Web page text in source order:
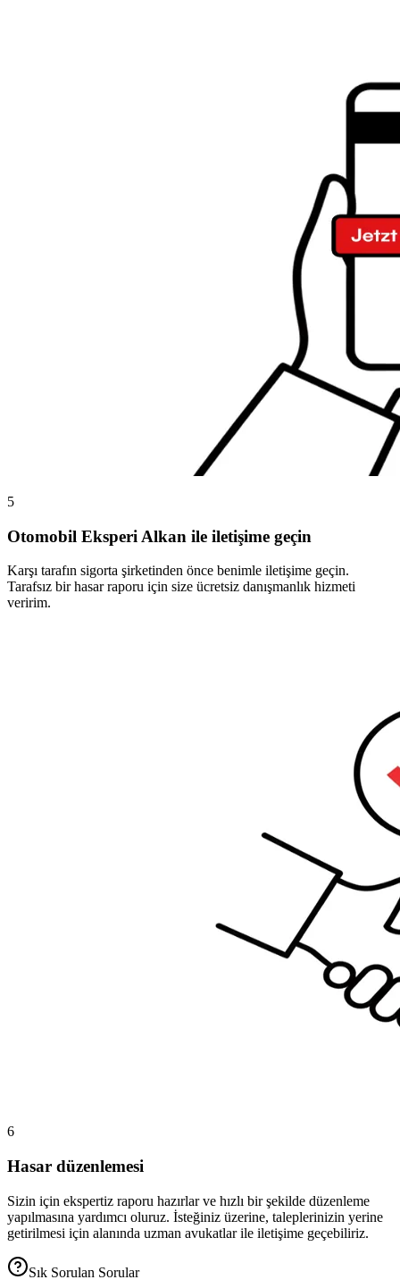
5
Otomobil Eksperi Alkan ile iletişime geçin
Karşı tarafın sigorta şirketinden önce benimle iletişime geçin.
Tarafsız bir hasar raporu için size ücretsiz danışmanlık hizmeti
veririm.
6
Hasar düzenlemesi
Sizin için ekspertiz raporu hazırlar ve hızlı bir şekilde düzenleme
yapılmasına yardımcı oluruz. İsteğiniz üzerine, taleplerinizin yerine
getirilmesi için alanında uzman avukatlar ile iletişime geçebiliriz.
Sık Sorulan Sorular